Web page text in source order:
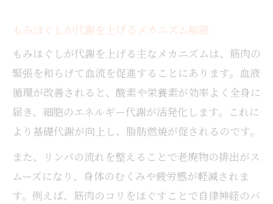
もみほぐしが代謝を上げるメカニズム解説
もみほぐしが代謝を上げる主なメカニズムは、筋肉の
緊張を和らげて血流を促進することにあります。血液
循環が改善されると、酸素や栄養素が効率よく全身に
届き、細胞のエネルギー代謝が活発化します。これに
より基礎代謝が向上し、脂肪燃焼が促されるのです。
また、リンパの流れを整えることで老廃物の排出がス
ムーズになり、身体のむくみや疲労感が軽減されま
す。例えば、筋肉のコリをほぐすことで自律神経のバ